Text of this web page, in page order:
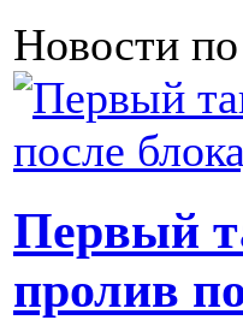
Новости
Первый
пролив